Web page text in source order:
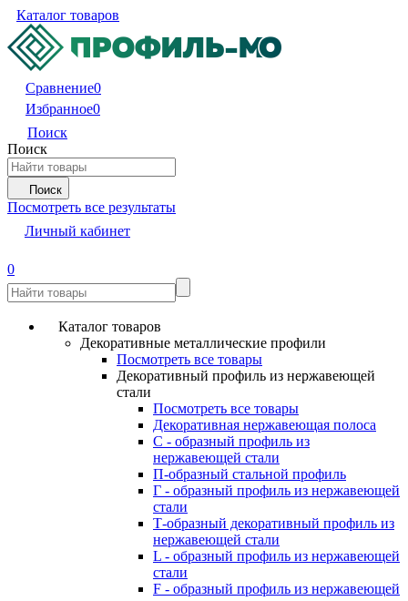
Каталог товаров
Сравнение0
Избранное0
Поиск
Поиск
Поиск
Посмотреть все результаты
Личный кабинет
0
Каталог товаров
Декоративные металлические профили
Посмотреть все товары
Декоративный профиль из нержавеющей
стали
Посмотреть все товары
Декоративная нержавеющая полоса
С - образный профиль из
нержавеющей стали
П-образный стальной профиль
Г - образный профиль из нержавеющей
стали
Т-образный декоративный профиль из
нержавеющей стали
L - образный профиль из нержавеющей
стали
F - образный профиль из нержавеющей